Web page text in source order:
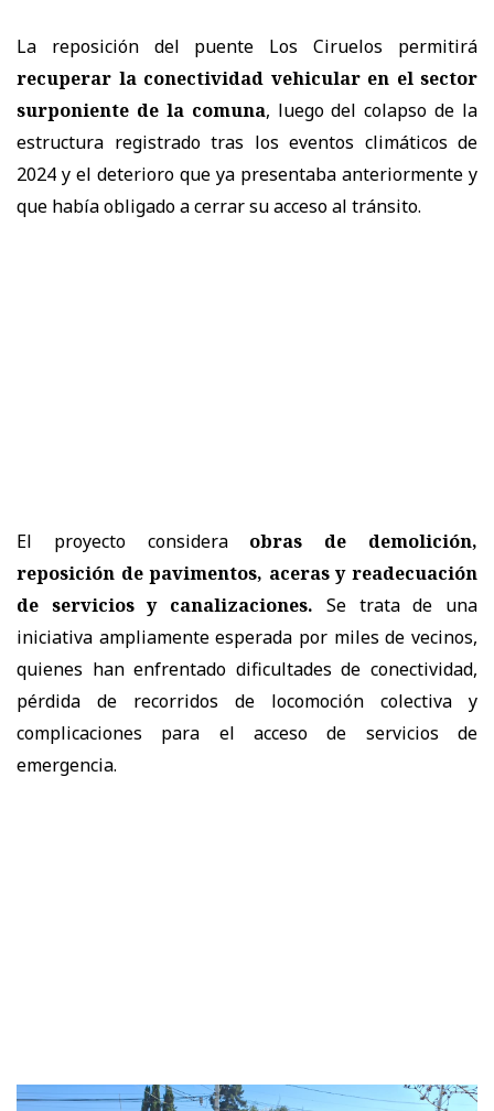
La reposición del puente Los Ciruelos permitirá
recuperar la conectividad vehicular en el sector
surponiente de la comuna, luego del colapso de la
estructura registrado tras los eventos climáticos de
2024 y el deterioro que ya presentaba anteriormente y
que había obligado a cerrar su acceso al tránsito.
El proyecto considera obras de demolición,
reposición de pavimentos, aceras y readecuación
de servicios y canalizaciones. Se trata de una
iniciativa ampliamente esperada por miles de vecinos,
quienes han enfrentado dificultades de conectividad,
pérdida de recorridos de locomoción colectiva y
complicaciones para el acceso de servicios de
emergencia.